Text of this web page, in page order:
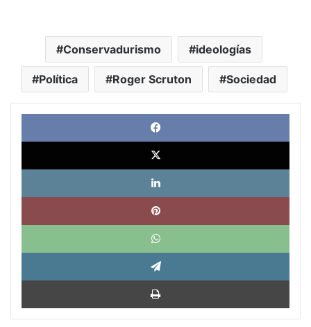
Conservadurismo ideologías
Política Roger Scruton Sociedad
X